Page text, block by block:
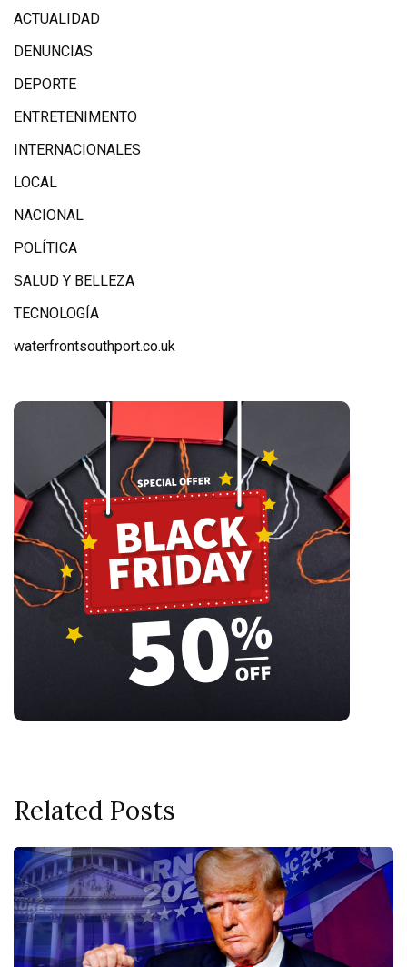
ACTUALIDAD
DENUNCIAS
DEPORTE
ENTRETENIMENTO
INTERNACIONALES
LOCAL
NACIONAL
POLÍTICA
SALUD Y BELLEZA
TECNOLOGÍA
waterfrontsouthport.co.uk
Related Posts